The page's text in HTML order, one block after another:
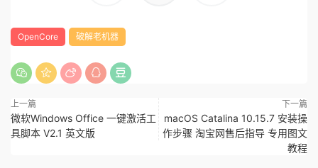
OpenCore 破解老机器
上一篇
微软Windows Office 一键激活工
具脚本 V2.1 英文版
下一篇
macOS Catalina 10.15.7 安装操
作步骤 淘宝网售后指导 专用图文
教程